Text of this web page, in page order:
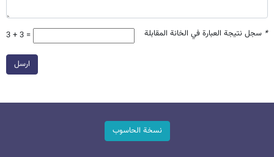
* سجل نتيجة العبارة في الخانة المقابلة 3 + 3 =
ارسل
نسخة الحاسوب